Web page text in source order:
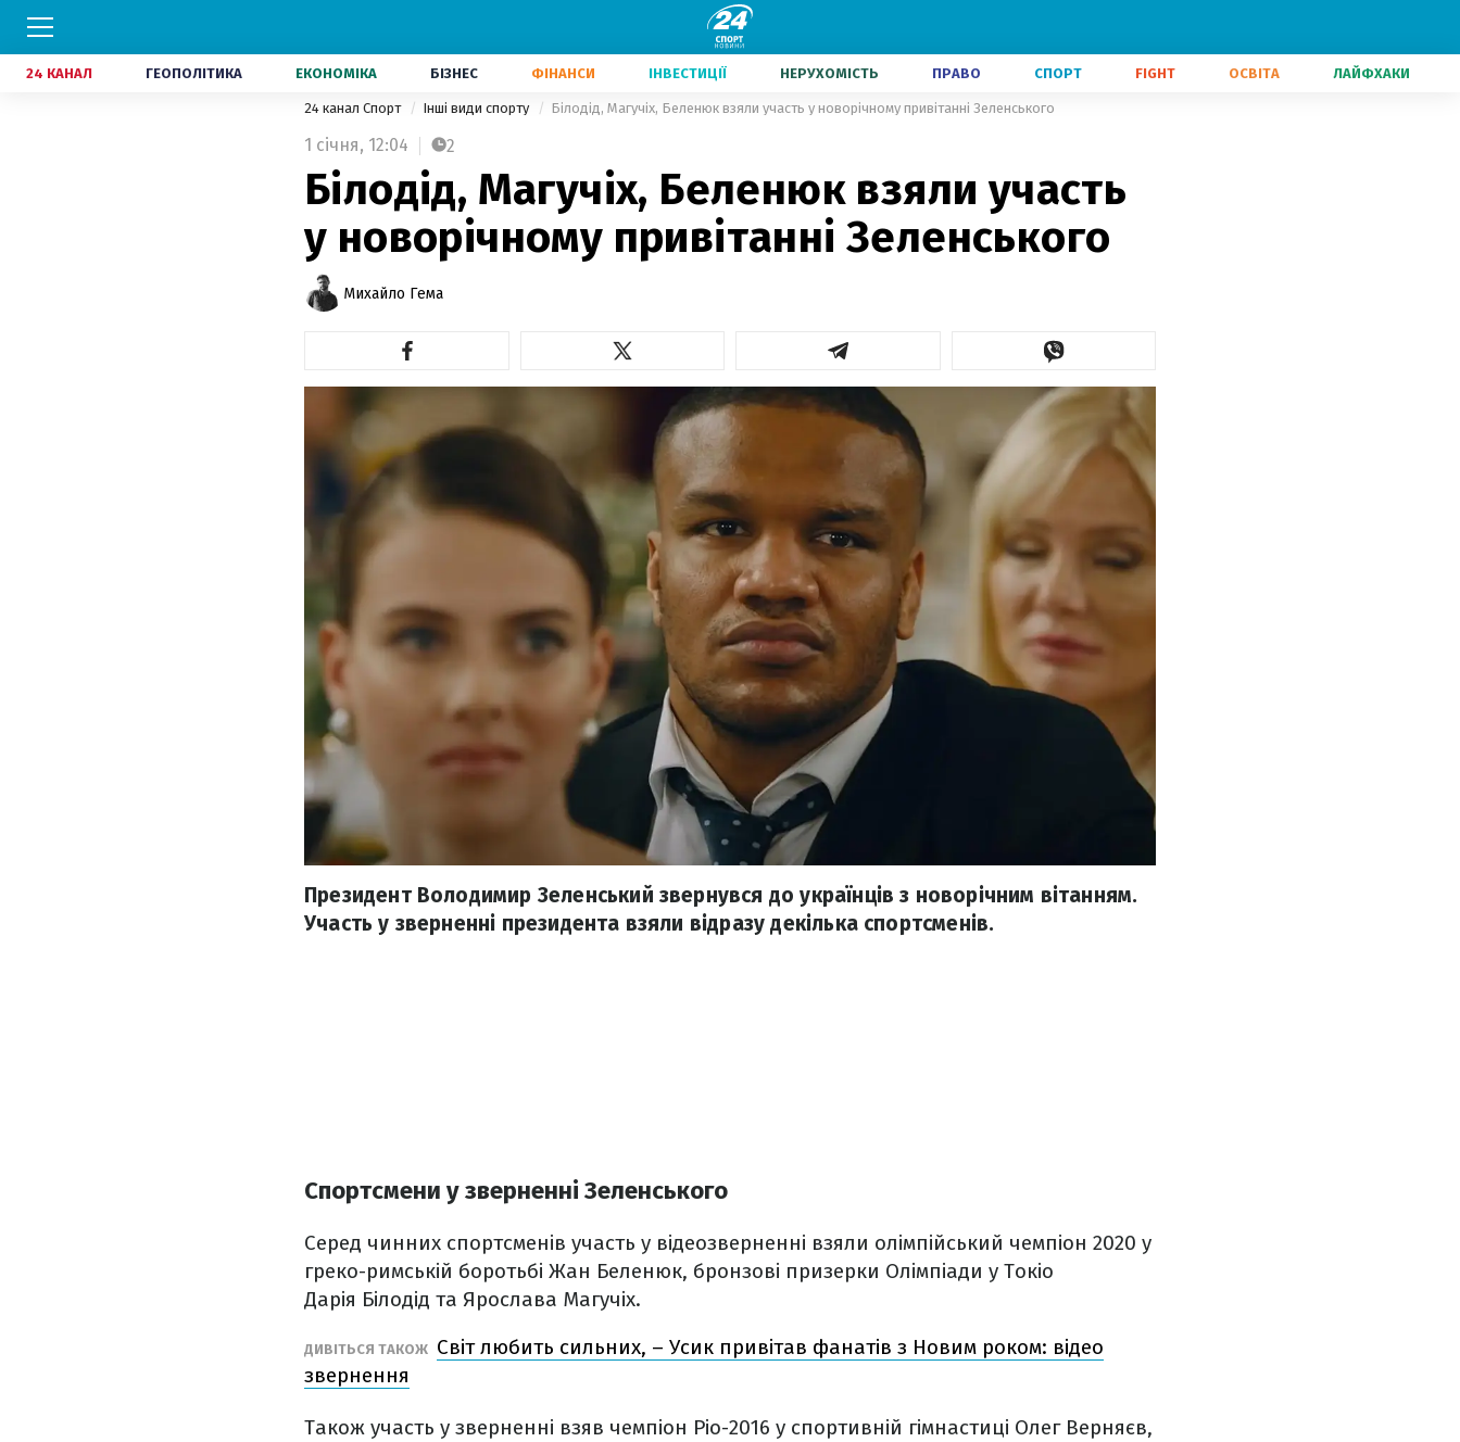
24 КАНАЛ ГЕОПОЛІТИКА ЕКОНОМІКА БІЗНЕС ФІНАНСИ ІНВЕСТИЦІЇ НЕРУХОМІСТЬ ПРАВО СПОРТ FIGHT ОСВІТА ЛАЙФХАКИ
24 канал Спорт Інші види спорту Білодід, Магучіх, Беленюк взяли участь у новорічному привітанні Зеленського
1 січня, 12:04 2
Білодід, Магучіх, Беленюк взяли участь
у новорічному привітанні Зеленського
Михайло Гема
Президент Володимир Зеленський звернувся до українців з новорічним вітанням.
Участь у зверненні президента взяли відразу декілька спортсменів.
Спортсмени у зверненні Зеленського
Серед чинних спортсменів участь у відеозверненні взяли олімпійський чемпіон 2020 у
греко-римській боротьбі Жан Беленюк, бронзові призерки Олімпіади у Токіо
Дарія Білодід та Ярослава Магучіх.
ДИВІТЬСЯ ТАКОЖ Світ любить сильних, – Усик привітав фанатів з Новим роком: відео
звернення
Також участь у зверненні взяв чемпіон Ріо-2016 у спортивній гімнастиці Олег Верняєв,